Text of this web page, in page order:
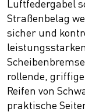
Luftfedergabel
Straßenbelag
sicher und
rollende,
Reifen von
praktische